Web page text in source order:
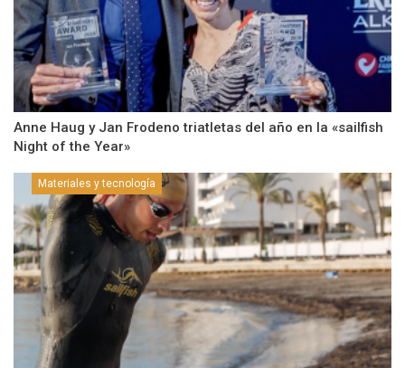
Anne Haug y Jan Frodeno triatletas del año en la «sailfish
Night of the Year»
Materiales y tecnología